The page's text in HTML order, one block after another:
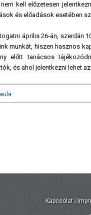
kell előzetesen
és előadások esetében
április 26-án, szerdán
munkát, hiszen hasznos
előtt tanácsos
és ahol jelentkezni lehet
aula
Kapcsolat |